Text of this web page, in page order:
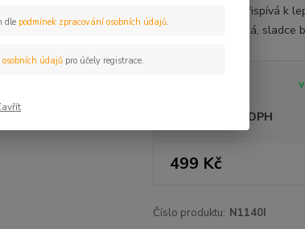
rostlinných olejů přispívá k
regeneraci. Příjemná, sladce
Nejsme plátci DPH
499 Kč
Číslo produktu: N1140I
dle podmínek zpracování osobních údajů.
údajůpro účely registrace.